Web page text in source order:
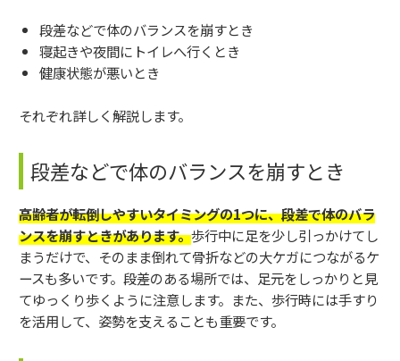
段差などで体のバランスを崩すとき
寝起きや夜間にトイレへ行くとき
健康状態が悪いとき
それぞれ詳しく解説します。
段差などで体のバランスを崩すとき
高齢者が転倒しやすいタイミングの1つに、段差で体のバラ
ンスを崩すときがあります。歩行中に足を少し引っかけてし
まうだけで、そのまま倒れて骨折などの大ケガにつながるケ
ースも多いです。段差のある場所では、足元をしっかりと見
てゆっくり歩くように注意します。また、歩行時には手すり
を活用して、姿勢を支えることも重要です。